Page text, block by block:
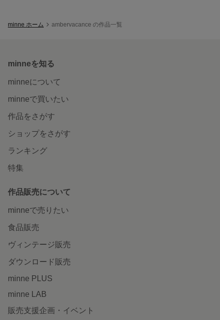
minne ホーム ambervacance の作品一覧
minneを知る
minneについて
minneで買いたい
作品をさがす
ショップをさがす
ランキング
特集
作品販売について
minneで売りたい
食品販売
ヴィンテージ販売
ダウンロード販売
minne PLUS
minne LAB
販売支援企画・イベント